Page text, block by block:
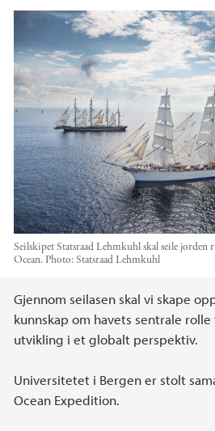
Seilskipet Statsraad Lehmkuhl skal seile
Ocean. Photo:Statsraad Lehmkuhl
Main content
Gjennom seilasen skal vi skape
kunnskap om havets sentrale
utvikling i et globalt perspektiv.
Universitetet i Bergen er stolt
Ocean Expedition.